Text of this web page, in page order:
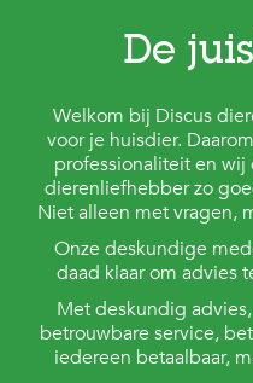
De
Welkom bij Discus
voor je huisdier.
professionaliteit en wij
dierenliefhebber zo
Niet alleen met vragen,
Onze deskundige
daad klaar om advies
Met deskundig
betrouwbare service,
iedereen betaalbaar,